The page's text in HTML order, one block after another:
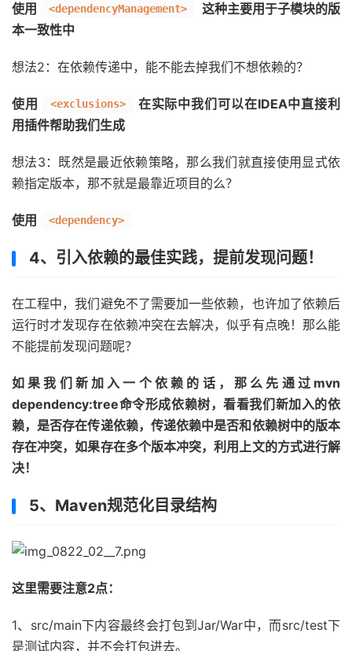
使用 <dependencyManagement>
这种主要用于子模块的版
本一致性中
想法2：在依赖传递中，能不能去掉我们不想依赖的？
使用 <exclusions>
在实际中我们可以在IDEA中直接利
用插件帮助我们生成
想法3：既然是最近依赖策略，那么我们就直接使用显式依
赖指定版本，那不就是最靠近项目的么？
使用 <dependency>
4、引入依赖的最佳实践，提前发现问题！
在工程中，我们避免不了需要加一些依赖，也许加了依赖后
运行时才发现存在依赖冲突在去解决，似乎有点晚！那么能
不能提前发现问题呢？
如果我们新加入一个依赖的话，那么先通过mvn
dependency:tree命令形成依赖树，看看我们新加入的依
赖，是否存在传递依赖，传递依赖中是否和依赖树中的版本
存在冲突，如果存在多个版本冲突，利用上文的方式进行解
决！
5、Maven规范化目录结构
这里需要注意2点：
1、src/main下内容最终会打包到Jar/War中，而src/test下
是测试内容，并不会打包进去。